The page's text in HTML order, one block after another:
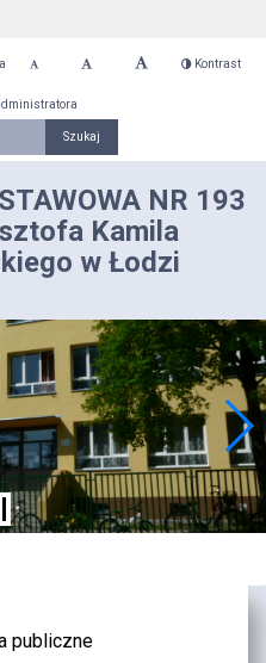
Kontrast
NR 193
Kamila
w Łodzi
publiczne